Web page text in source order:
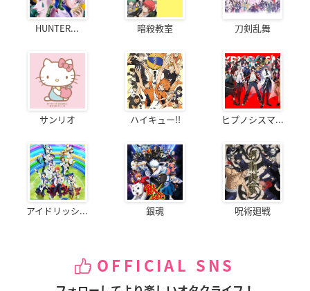
HUNTER... 暗殺教室 刀剣乱舞
サンリオ ハイキュー!! ヒプノシスマ...
アイドリッシ... 銀魂 呪術廻戦
OFFICIAL SNS